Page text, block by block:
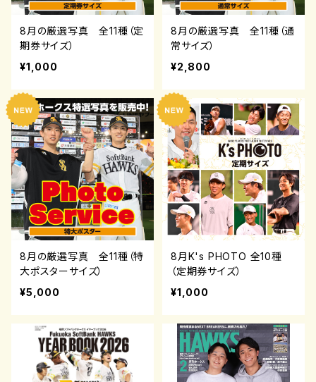
8月の厳選写真 全11種（定
期券サイズ）
¥1,000
8月の厳選写真 全11種（通
常サイズ）
¥2,800
8月の厳選写真 全11種（特
大ポスターサイズ）
¥5,000
8月K's PHOTO 全10種
（定期券サイズ）
¥1,000